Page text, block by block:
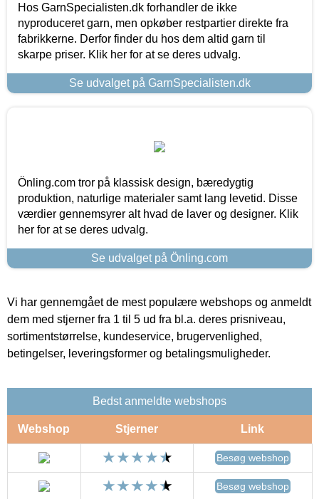
Hos GarnSpecialisten.dk forhandler de ikke
nyproduceret garn, men opkøber restpartier direkte fra
fabrikkerne. Derfor finder du hos dem altid garn til
skarpe priser. Klik her for at se deres udvalg.
Se udvalget på GarnSpecialisten.dk
Önling.com tror på klassisk design, bæredygtig
produktion, naturlige materialer samt lang levetid. Disse
værdier gennemsyrer alt hvad de laver og designer. Klik
her for at se deres udvalg.
Se udvalget på Önling.com
Vi har gennemgået de mest populære webshops og anmeldt
dem med stjerner fra 1 til 5 ud fra bl.a. deres prisniveau,
sortimentstørrelse, kundeservice, brugervenlighed,
betingelser, leveringsformer og betalingsmuligheder.
Bedst anmeldte webshops
Webshop Stjerner Link
Besøg webshop
Besøg webshop